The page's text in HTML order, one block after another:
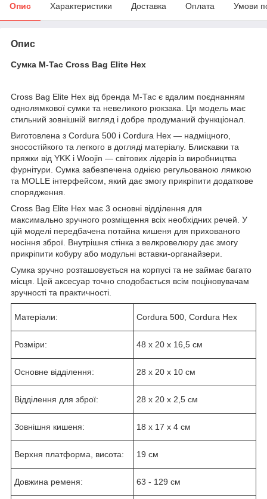
Опис Характеристики Доставка Оплата Умови
Опис
Сумка M-Tac Cross Bag Elite Hex
Cross Bag Elite Hex від бренда М-Тас є вдалим поєднанням
однолямкової сумки та невеликого рюкзака. Ця модель має
стильний зовнішній вигляд і добре продуманий функціонал.
Виготовлена з Cordura 500 і Cordura Hex — надміцного,
зносостійкого та легкого в догляді матеріалу. Блискавки та
пряжки від YKK і Woojin — світових лідерів із виробництва
фурнітури. Сумка забезпечена однією регульованою лямкою
та MOLLE інтерфейсом, який дає змогу прикріпити додаткове
спорядження.
Cross Bag Elite Hex має 3 основні відділення для
максимально зручного розміщення всіх необхідних речей. У
цій моделі передбачена потайна кишеня для прихованого
носіння зброї. Внутрішня стінка з велкровелюру дає змогу
прикріпити кобуру або модульні вставки-органайзери.
Сумка зручно розташовується на корпусі та не займає багато
місця. Цей аксесуар точно сподобається всім поціновувачам
зручності та практичності.
Матеріали: Cordura 500, Cordura Hex
Розміри: 48 х 20 х 16,5 см
Основне відділення: 28 х 20 х 10 см
Відділення для зброї: 28 х 20 х 2,5 см
Зовнішня кишеня: 18 х 17 х 4 см
Верхня платформа, висота: 19 см
Довжина ременя: 63 - 129 см